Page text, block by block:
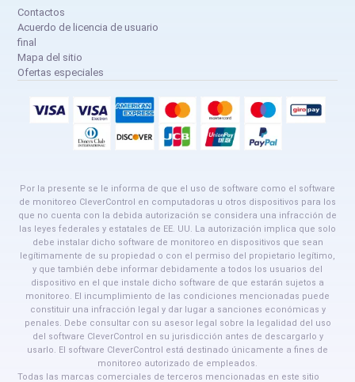
Contactos
Acuerdo de licencia de usuario
final
Mapa del sitio
Ofertas especiales
Por la presente se le informa de que el uso de software como el software
de monitoreo CleverControl en computadoras u otros dispositivos para los
que no cuenta con la debida autorización se considera una infracción de
las leyes federales y estatales de EE. UU. La autorización implica que solo
debe instalar dicho software de monitoreo en dispositivos que sean
legítimamente de su propiedad o con el permiso del propietario legítimo,
y que también debe informar debidamente a todos los usuarios del
dispositivo en el que instale dicho software de que estarán sujetos a
monitoreo. El incumplimiento de las condiciones mencionadas puede
constituir una infracción legal y dar lugar a sanciones económicas y
penales. Debe consultar con su asesor legal sobre la legalidad del uso
del software CleverControl en su jurisdicción antes de descargarlo y
usarlo. El software CleverControl está destinado únicamente a fines de
monitoreo autorizado de empleados.
Todas las marcas comerciales de terceros mencionadas en este sitio